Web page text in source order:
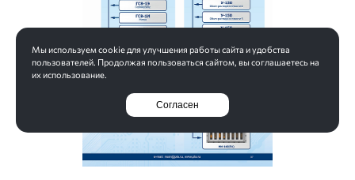
Мы используем cookie для улучшения работы сайта и удобства
пользователей. Продолжая пользоваться сайтом, вы соглашаетесь на
их использование.
Согласен